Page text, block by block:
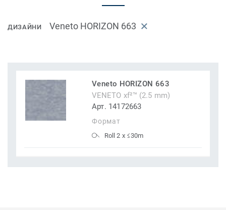
ДИЗАЙНИ Veneto HORIZON 663
Veneto HORIZON 663
VENETO xf²™ (2.5 mm)
Арт. 14172663
Формат
Roll 2 x ≤30m